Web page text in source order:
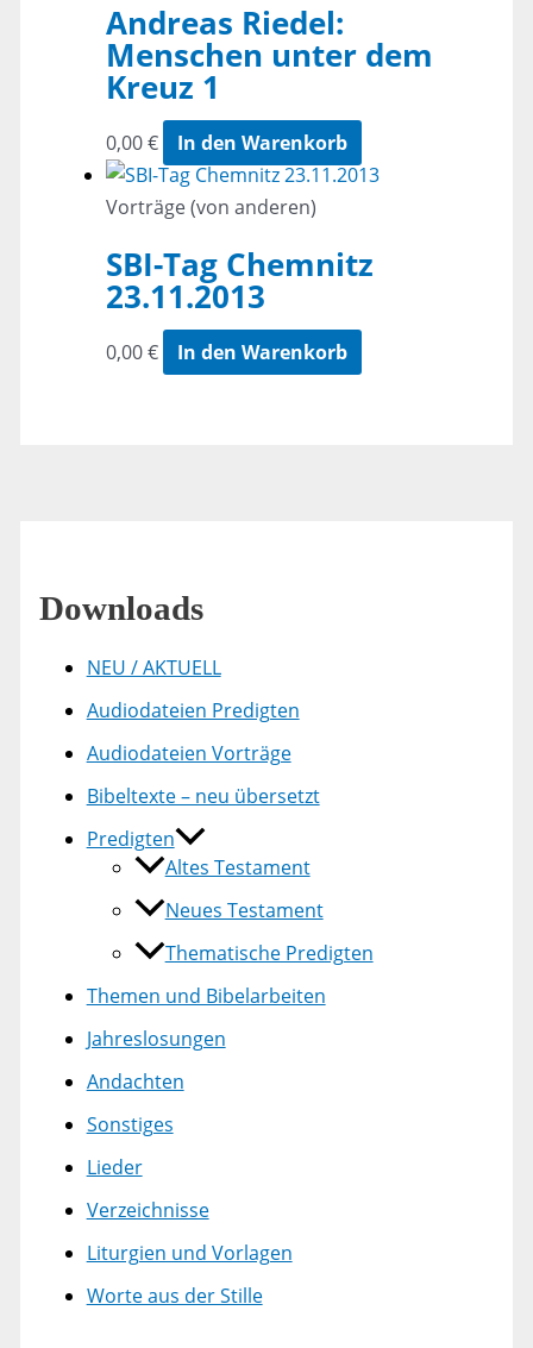
Andreas Riedel:
Menschen unter dem
Kreuz 1
0,00€ In den Warenkorb
Vorträge (von anderen)
SBI-Tag Chemnitz
23.11.2013
0,00€ In den Warenkorb
Downloads
NEU / AKTUELL
Audiodateien Predigten
Audiodateien Vorträge
Bibeltexte – neu übersetzt
Predigten
Altes Testament
Neues Testament
Thematische Predigten
Themen und Bibelarbeiten
Jahreslosungen
Andachten
Sonstiges
Lieder
Verzeichnisse
Liturgien und Vorlagen
Worte aus der Stille